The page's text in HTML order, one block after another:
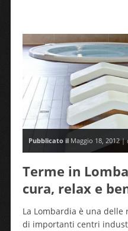
Pubblicato ilMaggio 18, 2012 |
Terme in
cura, relax e
La Lombardia è una delle
di importanti centri